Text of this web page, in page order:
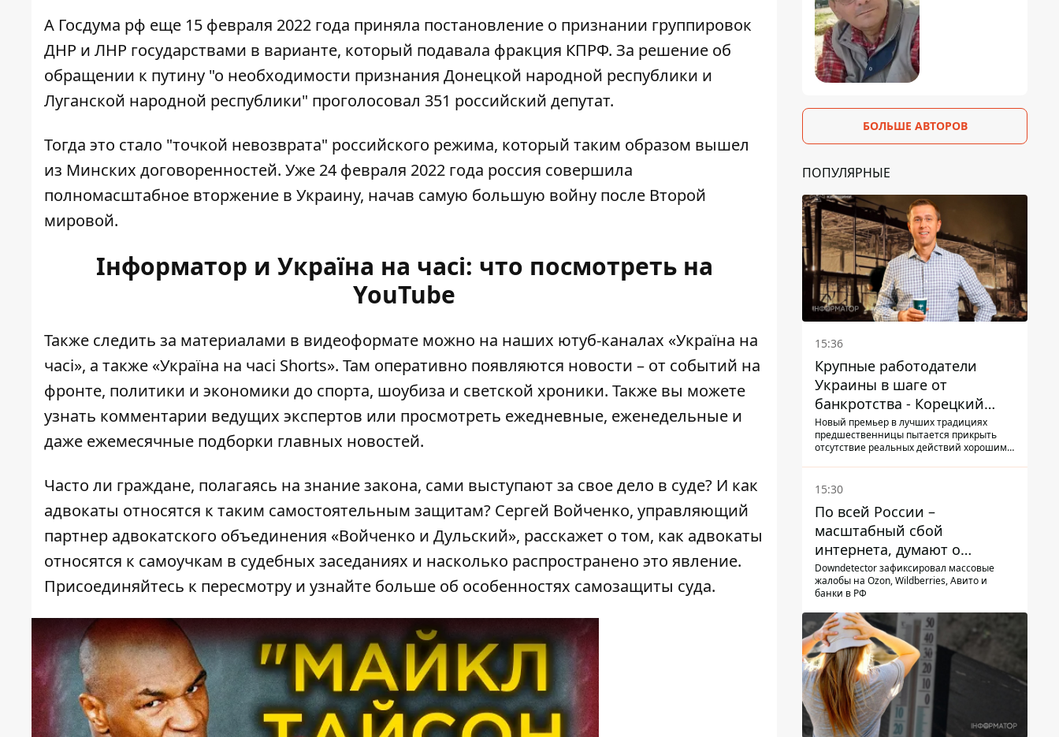
А Госдума рф еще 15 февраля 2022 года приняла постановление о признании группировок
ДНР и ЛНР государствами в варианте, который подавала фракция КПРФ. За решение об
обращении к путину "о необходимости признания Донецкой народной республики и
Луганской народной республики" проголосовал 351 российский депутат.
Тогда это стало "точкой невозврата" российского режима, который таким образом вышел
из Минских договоренностей. Уже 24 февраля 2022 года россия совершила
полномасштабное вторжение в Украину, начав самую большую войну после Второй
мировой.
Інформатор и Україна на часі: что посмотреть на
YouTube
Также следить за материалами в видеоформате можно на наших ютуб-каналах «Україна на
часі», а также«Україна на часі Shorts». Там оперативно появляются новости – от событий на
фронте, политики и экономики до спорта, шоубиза и светской хроники. Также вы можете
узнать комментарии ведущих экспертов или просмотреть ежедневные, еженедельные и
даже ежемесячные подборки главных новостей.
Часто ли граждане, полагаясь на знание закона, сами выступают за свое дело в суде? И как
адвокаты относятся к таким самостоятельным защитам? Сергей Войченко, управляющий
партнер адвокатского объединения «Войченко и Дульский», расскажет о том, как адвокаты
относятся к самоучкам в судебных заседаниях и насколько распространено это явление.
Присоединяйтесь к пересмотру и узнайте больше об особенностях самозащиты суда.
БОЛЬШЕ АВТОРОВ
ПОПУЛЯРНЫЕ
15:36
Крупные работодатели
Украины в шаге от
банкротства - Корецкий
обещает им… новые склады
Новый премьер в лучших традициях
предшественницы пытается прикрыть
отсутствие реальных действий хорошими
15:30
По всей России –
масштабный сбой
интернета, думают о
причинах
Downdetector зафиксировал массовые
жалобы на Ozon, Wildberries, Авито и
банки в РФ